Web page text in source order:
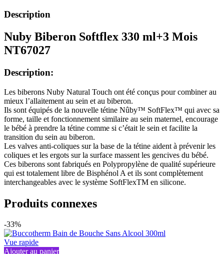
Description
Nuby Biberon Softflex 330 ml+3 Mois
NT67027
Description:
Les biberons Nuby Natural Touch ont été conçus pour combiner au
mieux l’allaitement au sein et au biberon.
Ils sont équipés de la nouvelle tétine Nûby™ SoftFlex™ qui avec sa
forme, taille et fonctionnement similaire au sein maternel, encourage
le bébé à prendre la tétine comme si c’était le sein et facilite la
transition du sein au biberon.
Les valves anti-coliques sur la base de la tétine aident à prévenir les
coliques et les ergots sur la surface massent les gencives du bébé.
Ces biberons sont fabriqués en Polypropylène de qualité supérieure
qui est totalement libre de Bisphénol A et ils sont complètement
interchangeables avec le système SoftFlexTM en silicone.
Produits connexes
-33%
Vue rapide
Ajouter au panier